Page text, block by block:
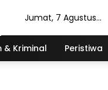
Jumat, 7 Agustus
& Kriminal Peristiwa